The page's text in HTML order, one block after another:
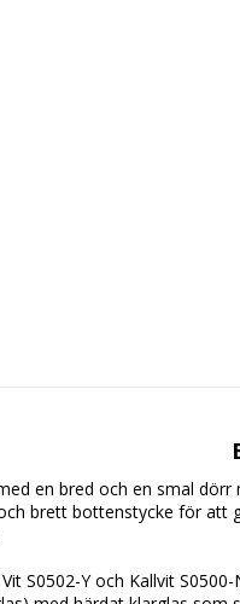
en bred och en smal
brett bottenstycke för att
S0502-Y och Kallvit